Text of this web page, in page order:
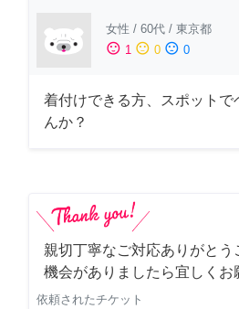
女性 / 60代 / 東京都
sentiment_satisfied 1 sentiment_neutral 0 sentiment_dissatisfied 0
着付けできる方、スポットで
んか？
親切丁寧なご対応ありがとう
機会がありましたら宜しくお
依頼されたチケット